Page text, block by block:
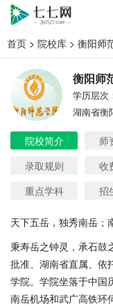
首页 > 院校库 > 衡阳师
衡阳师
学历层次
湖南省衡
院校简介 师
录取规则
收
重点学科
招
天下五岳，独秀南岳；
秉寿岳之钟灵，承石鼓
批准、湖南省直属、依
学院。学院坐落于中国
南岳机场和武广高铁环